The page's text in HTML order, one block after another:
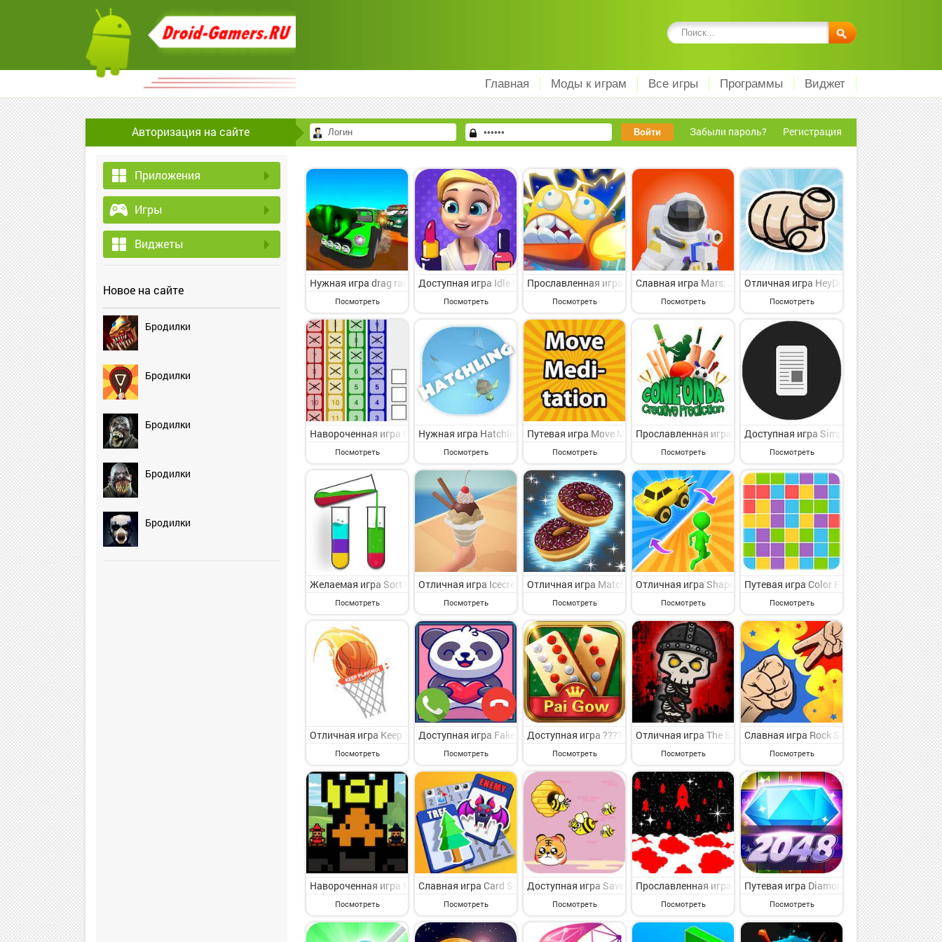
Главная Моды к играм Все игры Программы Виджет
Авторизация на сайте Забыли пароль? Регистрация
Приложения
Игры
Виджеты
Новое на сайте
Бродилки
Бродилки
Бродилки
Бродилки
Бродилки
Нужная игра drag racer car -power machines на Андроид - симпатичная казуальная игра для каждого от видного разработчика High
Посмотреть
Доступная игра Idle Fashion Eye: Beauty Salon на Андроид - интересная казуальная игра для избранных от
Посмотреть
Прославленная игра Bump Ball:Ad-only version на Андроид - интересная казуальная
Посмотреть
Славная игра Mars: Jetpack Space Odyssey на Андроид -
Посмотреть
Отличная игра HeyDooon на Андроид -
Посмотреть
Навороченная игра Qwixxotic на Андроид - увлекательная казуальная игра для опытных игроков от славного владельца марки
Посмотреть
Нужная игра Hatchling на Андроид - интересная казуальная игра для избранных от славного владельца
Посмотреть
Путевая игра Move Meditation на Андроид - представляющая интерес казуальная игра
Посмотреть
Прославленная игра Come On Da на Андроид - симпатичная
Посмотреть
Доступная игра Simple Rock Paper
Посмотреть
Желаемая игра Sort Puzzle-акварельный пазл на Андроид - интересная казуальная игра для избранных от мирового группы
Посмотреть
Отличная игра Icecream Stack на Андроид - представляющая интерес казуальная игра для искушенного
Посмотреть
Отличная игра Matching Pairs - Memory Game на Андроид - симпатичная казуальная
Посмотреть
Отличная игра Shape Change - Transform Race на Андроид -
Посмотреть
Путевая игра Color Flood на Андроид -
Посмотреть
Отличная игра Keep Playing на Андроид - представляющая интерес казуальная игра для искушенного пользователя от великого
Посмотреть
Доступная игра Fake Call Panda Game на Андроид - интересная казуальная игра для избранных от видного
Посмотреть
Доступная игра ????-?????? на Андроид - увлекательная казуальная игра для
Посмотреть
Отличная игра The Snake Skeletone Worms Game на Андроид -
Посмотреть
Славная игра Rock Scissors Paper на
Посмотреть
Навороченная игра Kingdom Crusher на Андроид - представляющая интерес казуальная игра для искушенного пользователя от
Посмотреть
Славная игра Card Sweeping на Андроид - симпатичная казуальная игра для каждого от мирового
Посмотреть
Доступная игра Save the doggy: Draw Dog на Андроид - представляющая интерес
Посмотреть
Прославленная игра SafeBlast Gamers Society на Андроид -
Посмотреть
Путевая игра Diamond Magic 2048 на
Посмотреть